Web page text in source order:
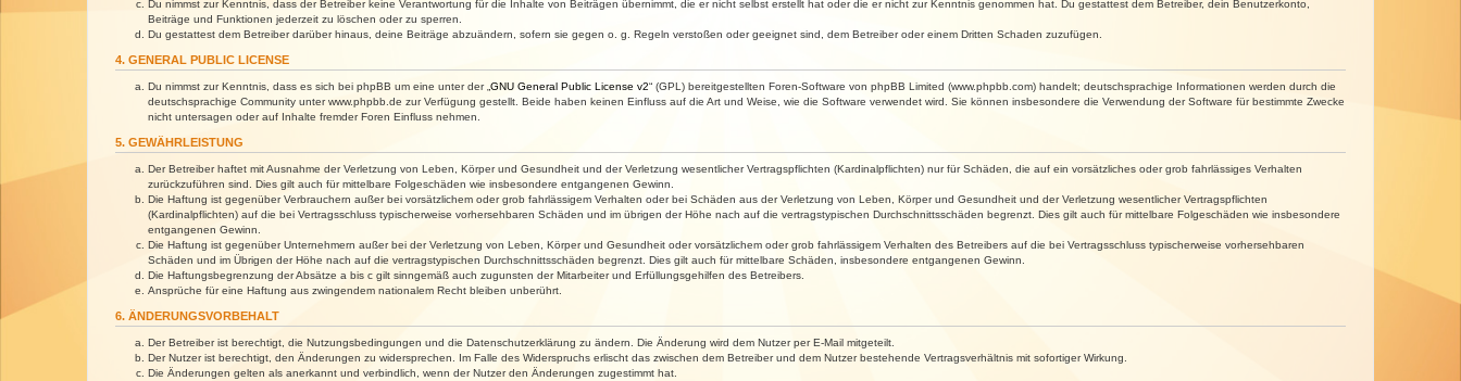
Du nimmst zur Kenntnis, dass der Betreiber keine Verantwortung für die Inhalte von Beiträgen übernimmt, die er nicht selbst erstellt hat oder die er nicht zur Kenntnis genommen hat. Du gestattest dem Betreiber, dein Benutzerkonto,
Beiträge und Funktionen jederzeit zu löschen oder zu sperren.
Du gestattest dem Betreiber darüber hinaus, deine Beiträge abzuändern, sofern sie gegen o. g. Regeln verstoßen oder geeignet sind, dem Betreiber oder einem Dritten Schaden zuzufügen.
4. GENERAL PUBLIC LICENSE
Du nimmst zur Kenntnis, dass es sich bei phpBB um eine unter der „ GNU General Public License v2“ (GPL) bereitgestellten Foren-Software von phpBB Limited (www.phpbb.com) handelt; deutschsprachige Informationen werden durch die
deutschsprachige Community unter www.phpbb.de zur Verfügung gestellt. Beide haben keinen Einfluss auf die Art und Weise, wie die Software verwendet wird. Sie können insbesondere die Verwendung der Software für bestimmte Zwecke
nicht untersagen oder auf Inhalte fremder Foren Einfluss nehmen.
5. GEWÄHRLEISTUNG
Der Betreiber haftet mit Ausnahme der Verletzung von Leben, Körper und Gesundheit und der Verletzung wesentlicher Vertragspflichten (Kardinalpflichten) nur für Schäden, die auf ein vorsätzliches oder grob fahrlässiges Verhalten
zurückzuführen sind. Dies gilt auch für mittelbare Folgeschäden wie insbesondere entgangenen Gewinn.
Die Haftung ist gegenüber Verbrauchern außer bei vorsätzlichem oder grob fahrlässigem Verhalten oder bei Schäden aus der Verletzung von Leben, Körper und Gesundheit und der Verletzung wesentlicher Vertragspflichten
(Kardinalpflichten) auf die bei Vertragsschluss typischerweise vorhersehbaren Schäden und im übrigen der Höhe nach auf die vertragstypischen Durchschnittsschäden begrenzt. Dies gilt auch für mittelbare Folgeschäden wie insbesondere
entgangenen Gewinn.
Die Haftung ist gegenüber Unternehmern außer bei der Verletzung von Leben, Körper und Gesundheit oder vorsätzlichem oder grob fahrlässigem Verhalten des Betreibers auf die bei Vertragsschluss typischerweise vorhersehbaren
Schäden und im Übrigen der Höhe nach auf die vertragstypischen Durchschnittsschäden begrenzt. Dies gilt auch für mittelbare Schäden, insbesondere entgangenen Gewinn.
Die Haftungsbegrenzung der Absätze a bis c gilt sinngemäß auch zugunsten der Mitarbeiter und Erfüllungsgehilfen des Betreibers.
Ansprüche für eine Haftung aus zwingendem nationalem Recht bleiben unberührt.
6. ÄNDERUNGSVORBEHALT
Der Betreiber ist berechtigt, die Nutzungsbedingungen und die Datenschutzerklärung zu ändern. Die Änderung wird dem Nutzer per E-Mail mitgeteilt.
Der Nutzer ist berechtigt, den Änderungen zu widersprechen. Im Falle des Widerspruchs erlischt das zwischen dem Betreiber und dem Nutzer bestehende Vertragsverhältnis mit sofortiger Wirkung.
Die Änderungen gelten als anerkannt und verbindlich, wenn der Nutzer den Änderungen zugestimmt hat.